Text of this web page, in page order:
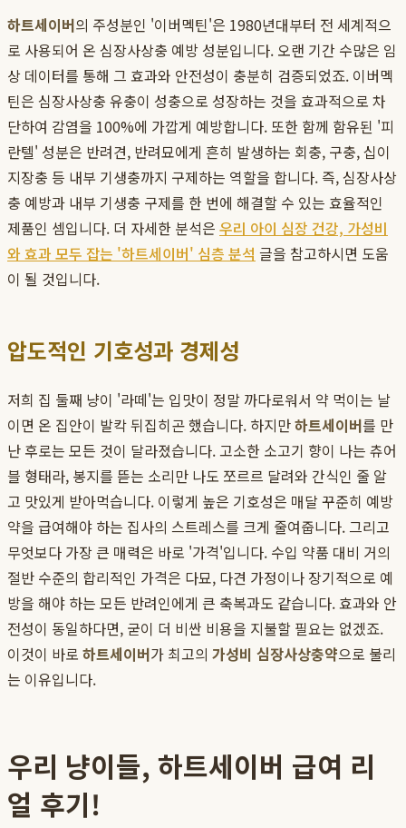
하트세이버의 주성분인 '이버멕틴'은 1980년대부터 전 세계적으
로 사용되어 온 심장사상충 예방 성분입니다. 오랜 기간 수많은 임
상 데이터를 통해 그 효과와 안전성이 충분히 검증되었죠. 이버멕
틴은 심장사상충 유충이 성충으로 성장하는 것을 효과적으로 차
단하여 감염을 100%에 가깝게 예방합니다. 또한 함께 함유된 '피
란텔' 성분은 반려견, 반려묘에게 흔히 발생하는 회충, 구충, 십이
지장충 등 내부 기생충까지 구제하는 역할을 합니다. 즉, 심장사상
충 예방과 내부 기생충 구제를 한 번에 해결할 수 있는 효율적인
제품인 셈입니다. 더 자세한 분석은 우리 아이 심장 건강, 가성비
와 효과 모두 잡는 '하트세이버' 심층 분석 글을 참고하시면 도움
이 될 것입니다.
압도적인 기호성과 경제성
저희 집 둘째 냥이 '라떼'는 입맛이 정말 까다로워서 약 먹이는 날
이면 온 집안이 발칵 뒤집히곤 했습니다. 하지만하트세이버를 만
난 후로는 모든 것이 달라졌습니다. 고소한 소고기 향이 나는 츄어
블 형태라, 봉지를 뜯는 소리만 나도 쪼르르 달려와 간식인 줄 알
고 맛있게 받아먹습니다. 이렇게 높은 기호성은 매달 꾸준히 예방
약을 급여해야 하는 집사의 스트레스를 크게 줄여줍니다. 그리고
무엇보다 가장 큰 매력은 바로 '가격'입니다. 수입 약품 대비 거의
절반 수준의 합리적인 가격은 다묘, 다견 가정이나 장기적으로 예
방을 해야 하는 모든 반려인에게 큰 축복과도 같습니다. 효과와 안
전성이 동일하다면, 굳이 더 비싼 비용을 지불할 필요는 없겠죠.
이것이 바로 하트세이버가 최고의 가성비 심장사상충약으로 불리
는 이유입니다.
우리 냥이들, 하트세이버 급여 리
얼 후기!